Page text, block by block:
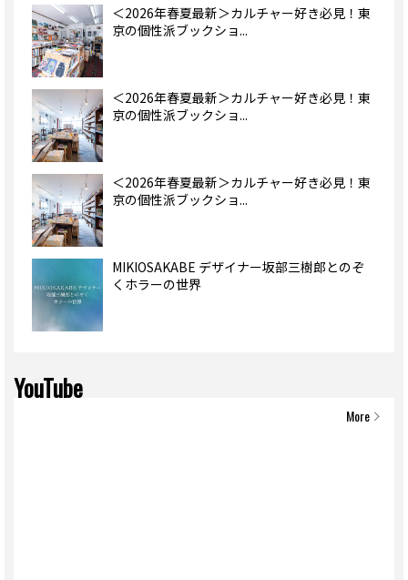
＜2026年春夏最新＞カルチャー好き必見！東
京の個性派ブックショ...
＜2026年春夏最新＞カルチャー好き必見！東
京の個性派ブックショ...
＜2026年春夏最新＞カルチャー好き必見！東
京の個性派ブックショ...
MIKIOSAKABE デザイナー坂部三樹郎とのぞ
くホラーの世界
YouTube
More